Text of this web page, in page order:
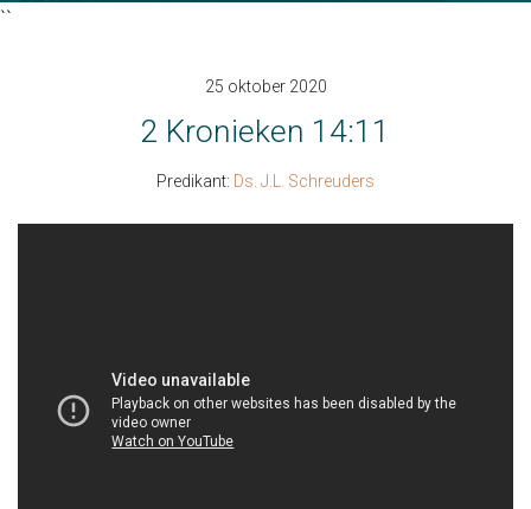
``
25 oktober 2020
2 Kronieken 14:11
Predikant: Ds. J.L. Schreuders